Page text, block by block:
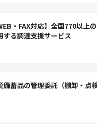
・FAX対応】全国770以上
する調達支援サービス
備蓄品の管理委託（棚卸・点